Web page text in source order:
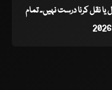
نقل کرنا درست نہیں۔ تمام